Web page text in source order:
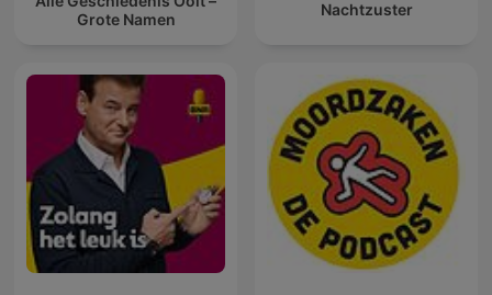
Grote Namen
Nachtzuster